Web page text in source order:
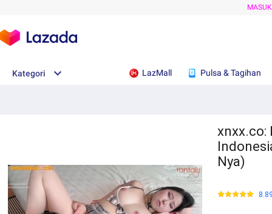
Kategori LazMall Pulsa & Tagihan
xnxx.co:
Nya)